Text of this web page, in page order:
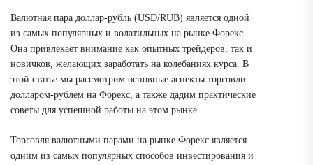
Валютная пара доллар-рубль (USD/RUB) является одной
из самых популярных и волатильных на рынке Форекс.
Она привлекает внимание как опытных трейдеров, так и
новичков, желающих заработать на колебаниях курса. В
этой статье мы рассмотрим основные аспекты торговли
долларом-рублем на Форекс, а также дадим практические
советы для успешной работы на этом рынке.
Торговля валютными парами на рынке Форекс является
одним из самых популярных способов инвестирования и